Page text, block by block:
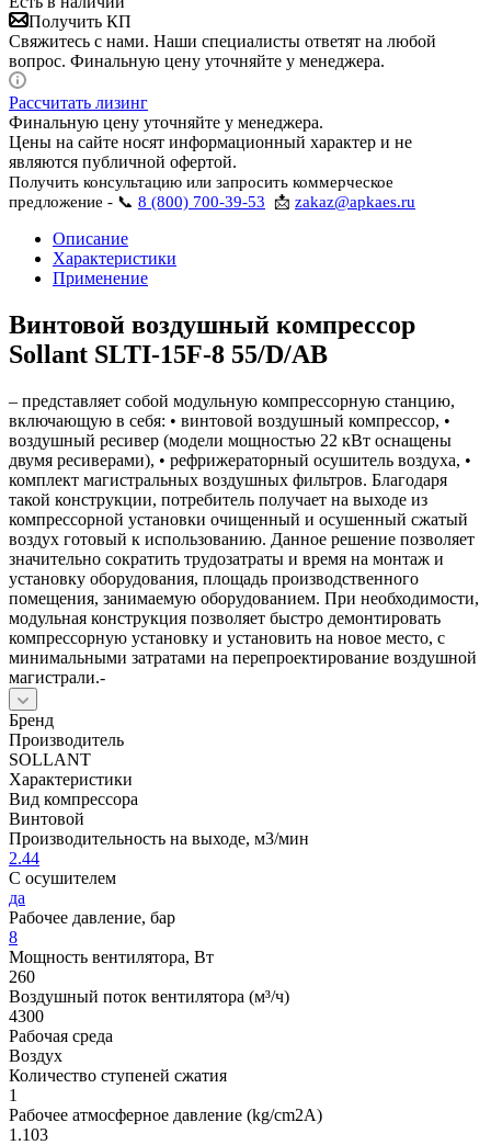
Получить КП
Свяжитесь с нами. Наши специалисты ответят на любой
вопрос. Финальную цену уточняйте у менеджера.
Рассчитать лизинг
Финальную цену уточняйте у менеджера.
Цены на сайте носят информационный характер и не
являются публичной офертой.
Получить консультацию или запросить коммерческое
предложение - 📞 8 (800) 700-39-53 📩 zakaz@apkaes.ru
Описание
Характеристики
Применение
Винтовой воздушный компрессор
Sollant SLTI-15F-8 55/D/AB
– представляет собой модульную компрессорную станцию,
включающую в себя: • винтовой воздушный компрессор, •
воздушный ресивер (модели мощностью 22 кВт оснащены
двумя ресиверами), • рефрижераторный осушитель воздуха, •
комплект магистральных воздушных фильтров. Благодаря
такой конструкции, потребитель получает на выходе из
компрессорной установки очищенный и осушенный сжатый
воздух готовый к использованию. Данное решение позволяет
значительно сократить трудозатраты и время на монтаж и
установку оборудования, площадь производственного
помещения, занимаемую оборудованием. При необходимости,
модульная конструкция позволяет быстро демонтировать
компрессорную установку и установить на новое место, с
минимальными затратами на перепроектирование воздушной
магистрали.-
Бренд
Производитель
SOLLANT
Характеристики
Вид компрессора
Винтовой
Производительность на выходе, м3/мин
2.44
С осушителем
да
Рабочее давление, бар
8
Мощность вентилятора, Вт
260
Воздушный поток вентилятора (м³/ч)
4300
Рабочая среда
Воздух
Количество ступеней сжатия
1
Рабочее атмосферное давление (kg/cm2A)
1.103